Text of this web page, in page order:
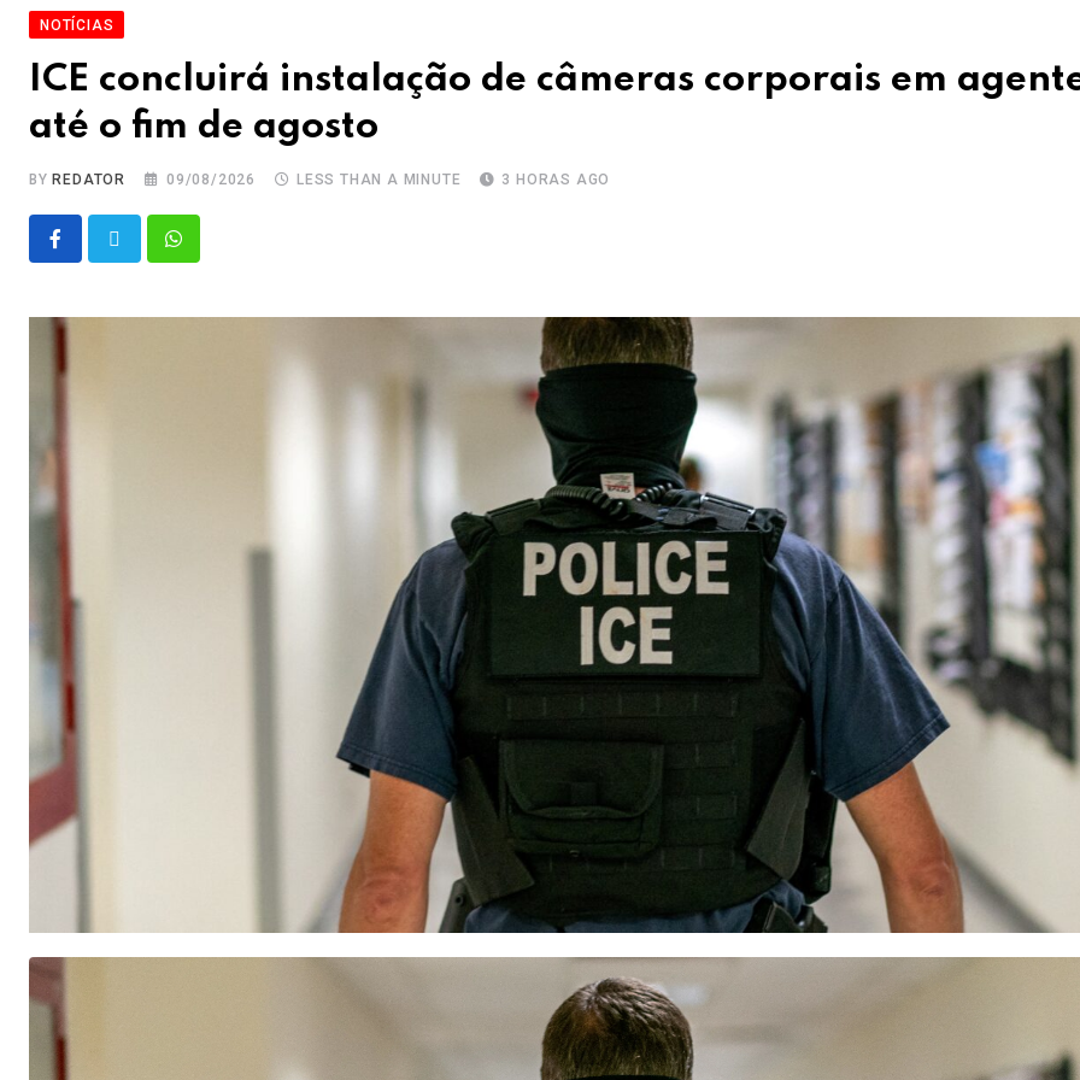
NOTÍCIAS
ICE concluirá instalação de câmeras corporais em
até o fim de agosto
BYREDATOR 09/08/2026 LESS THAN A MINUTE 3 HORAS AGO